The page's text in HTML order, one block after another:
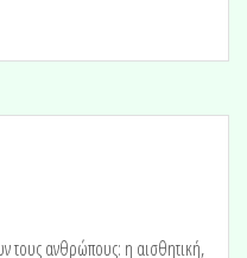
τους ανθρώπους: η αισθητική,